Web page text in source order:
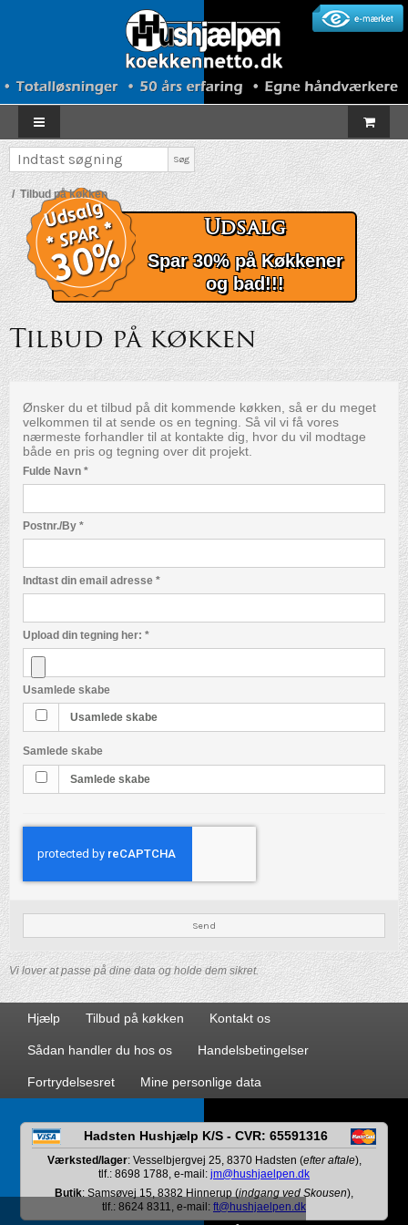
Søg
/ Tilbud på køkken
Udsalg
Spar 30% på Køkkener
og bad!!!
Tilbud på køkken
Ønsker du et tilbud på dit kommende køkken, så er du meget
velkommen til at sende os en tegning. Så vil vi få vores
nærmeste forhandler til at kontakte dig, hvor du vil modtage
både en pris og tegning over dit projekt.
Fulde Navn *
Postnr./By *
Indtast din email adresse *
Upload din tegning her: *
Usamlede skabe
Usamlede skabe
Samlede skabe
Samlede skabe
Send
Vi lover at passe på dine data og holde dem sikret.
Hjælp Tilbud på køkken Kontakt os
Sådan handler du hos os Handelsbetingelser
Fortrydelsesret Mine personlige data
Hadsten Hushjælp K/S - CVR: 65591316
Værksted/lager: Vesselbjergvej 25, 8370 Hadsten (efter aftale),
tlf.: 8698 1788, e-mail: jm@hushjaelpen.dk
Butik: Samsøvej 15, 8382 Hinnerup (indgang ved Skousen),
tlf.: 8624 8311, e-mail: ft@hushjaelpen.dk